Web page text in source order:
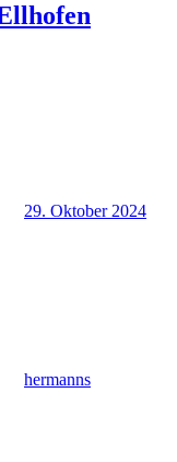
29. Oktober 2024
hermanns